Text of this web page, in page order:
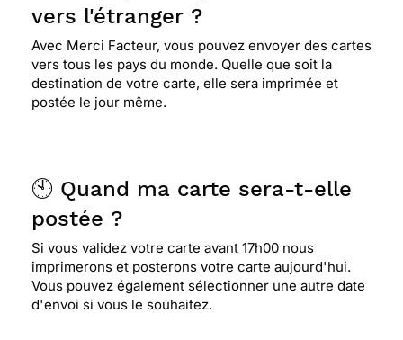
vers l'étranger ?
Avec Merci Facteur, vous pouvez envoyer des cartes
vers tous les pays du monde. Quelle que soit la
destination de votre carte, elle sera imprimée et
postée le jour même.
🕙 Quand ma carte sera-t-elle
postée ?
Si vous validez votre carte avant 17h00 nous
imprimerons et posterons votre carte aujourd'hui.
Vous pouvez également sélectionner une autre date
d'envoi si vous le souhaitez.